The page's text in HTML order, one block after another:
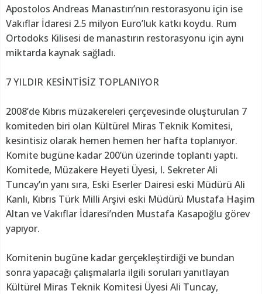
Apostolos Andreas Manastırı’nın restorasyonu için ise
Vakıflar İdaresi 2.5 milyon Euro’luk katkı koydu. Rum
Ortodoks Kilisesi de manastırın restorasyonu için aynı
miktarda kaynak sağladı.
7 YILDIR KESİNTİSİZ TOPLANIYOR
2008’de Kıbrıs müzakereleri çerçevesinde oluşturulan 7
komiteden biri olan Kültürel Miras Teknik Komitesi,
kesintisiz olarak hemen hemen her hafta toplanıyor.
Komite bugüne kadar 200’ün üzerinde toplantı yaptı.
Komitede, Müzakere Heyeti Üyesi, I. Sekreter Ali
Tuncay’ın yanı sıra, Eski Eserler Dairesi eski Müdürü Ali
Kanlı, Kıbrıs Türk Milli Arşivi eski Müdürü Mustafa Haşim
Altan ve Vakıflar İdaresi’nden Mustafa Kasapoğlu görev
yapıyor.
Komitenin bugüne kadar gerçekleştirdiği ve bundan
sonra yapacağı çalışmalarla ilgili soruları yanıtlayan
Kültürel Miras Teknik Komitesi Üyesi Ali Tuncay,